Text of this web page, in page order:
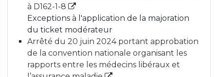
à D162-1-8
Exceptions à l'application de la majoration
du ticket modérateur
Arrêté du 20 juin 2024 portant approbation
de la convention nationale organisant les
rapports entre les médecins libéraux et